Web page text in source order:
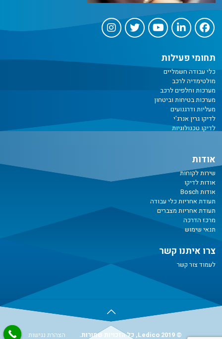
תחומי פעילות
כלי עבודה חשמליים
מולטימדיה לרכב
מערכות וחלפים לרכב
מערכות בטיחות וביטחון
מעליות ודרגנועים
לדיקו גרין אנרג'י
לדיקו טכנולוגיות
אודות
שירות לקוחות
אודות לדיקו
אודות Bosch
תעודת אחריות כלי עבודה
תעודת אחריות מצברים
מרכז הדרכה
תנאי שימוש
צרו איתנו קשר
לעמוד צור קשר
© Ledico 2019, כל הזכויות שמורות. הצהרת נגישות